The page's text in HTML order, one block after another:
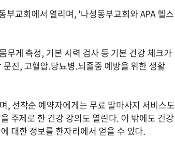
부교회에서 열리며, '나성동부교회와 APA 헬스
게 측정, 기본 시력 검사 등 기본 건강 체크가
진, 고혈압.당뇨병.뇌졸중 예방을 위한 생활
, 선착순 예약자에게는 무료 발마사지 서비스도
주제로 한 건강 강의도 열린다. 이 밖에도 건강
대한 정보를 한자리에서 얻을 수 있다.